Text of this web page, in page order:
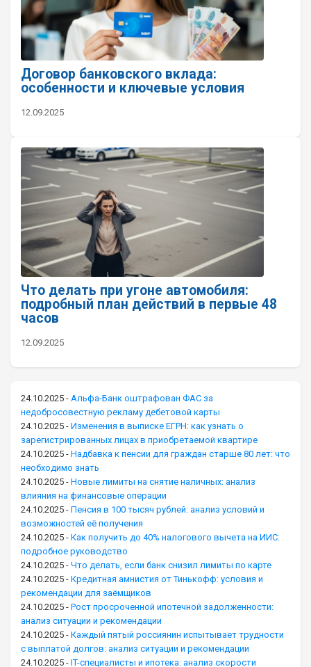
Договор банковского вклада:
особенности и ключевые условия
12.09.2025
Что делать при угоне автомобиля:
подробный план действий в первые 48
часов
12.09.2025
24.10.2025 - Альфа-Банк оштрафован ФАС за
недобросовестную рекламу дебетовой карты
24.10.2025 - Изменения в выписке ЕГРН: как узнать о
зарегистрированных лицах в приобретаемой квартире
24.10.2025 - Надбавка к пенсии для граждан старше 80 лет: что
необходимо знать
24.10.2025 - Новые лимиты на снятие наличных: анализ
влияния на финансовые операции
24.10.2025 - Пенсия в 100 тысяч рублей: анализ условий и
возможностей её получения
24.10.2025 - Как получить до 40% налогового вычета на ИИС:
подробное руководство
24.10.2025 - Что делать, если банк снизил лимиты по карте
24.10.2025 - Кредитная амнистия от Тинькофф: условия и
рекомендации для заёмщиков
24.10.2025 - Рост просроченной ипотечной задолженности:
анализ ситуации и рекомендации
24.10.2025 - Каждый пятый россиянин испытывает трудности
с выплатой долгов: анализ ситуации и рекомендации
24.10.2025 - IT-специалисты и ипотека: анализ скорости